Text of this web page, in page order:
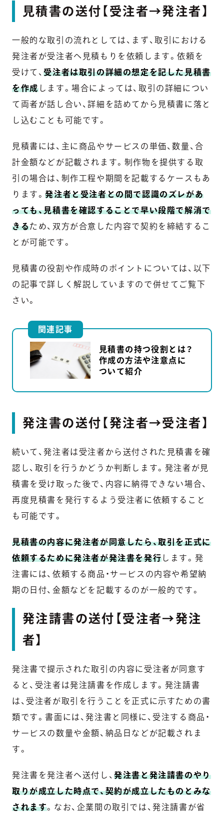
見積書の送付【受注者→発注者】
一般的な取引の流れとしては、まず、取引における
発注者が受注者へ見積もりを依頼します。依頼を
受けて、受注者は取引の詳細の想定を記した見積書
を作成します。場合によっては、取引の詳細につい
て両者が話し合い、詳細を詰めてから見積書に落と
し込むことも可能です。
見積書には、主に商品やサービスの単価、数量、合
計金額などが記載されます。制作物を提供する取
引の場合は、制作工程や期間を記載するケースもあ
ります。発注者と受注者との間で認識のズレがあ
っても、見積書を確認することで早い段階で解消で
きるため、双方が合意した内容で契約を締結するこ
とが可能です。
見積書の役割や作成時のポイントについては、以下
の記事で詳しく解説していますので併せてご覧下
さい。
関連記事
見積書の持つ役割とは？
作成の方法や注意点に
ついて紹介
発注書の送付【発注者→受注者】
続いて、発注者は受注者から送付された見積書を確
認し、取引を行うかどうか判断します。発注者が見
積書を受け取った後で、内容に納得できない場合、
再度見積書を発行するよう受注者に依頼すること
も可能です。
見積書の内容に発注者が同意したら、取引を正式に
依頼するために発注者が発注書を発行 します。発
注書には、依頼する商品・サービスの内容や希望納
期の日付、金額などを記載するのが一般的です。
発注請書の送付【受注者→発注
者】
発注書で提示された取引の内容に受注者が同意す
ると、受注者は発注請書を作成します。発注請書
は、受注者が取引を行うことを正式に示すための書
類です。書面には、発注書と同様に、受注する商品・
サービスの数量や金額、納品日などが記載されま
す。
発注書を発注者へ送付し、発注書と発注請書のやり
取りが成立した時点で、契約が成立したものとみな
されます。なお、企業間の取引では、発注請書が省